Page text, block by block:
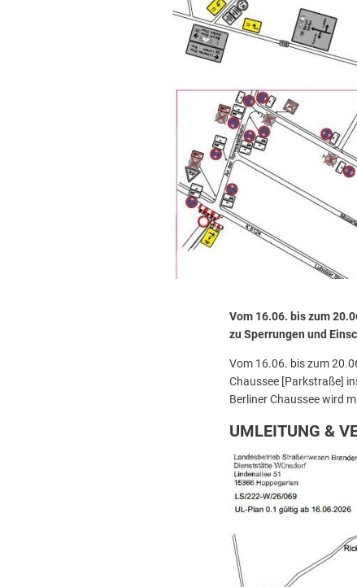
Vom 16.06. bis zum
zu Sperrungen und
Vom 16.06. bis zum
Chaussee [Parkstraße]
Berliner Chaussee wird
UMLEITUNG &